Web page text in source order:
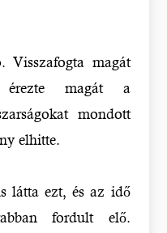
Visszafogta magát
érezte magát a
mondott
elhitte.
látta ezt, és az idő
fordult elő.